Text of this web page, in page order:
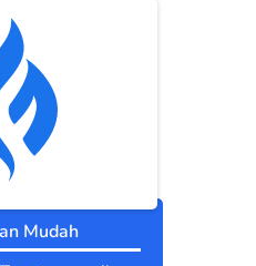
Mudah